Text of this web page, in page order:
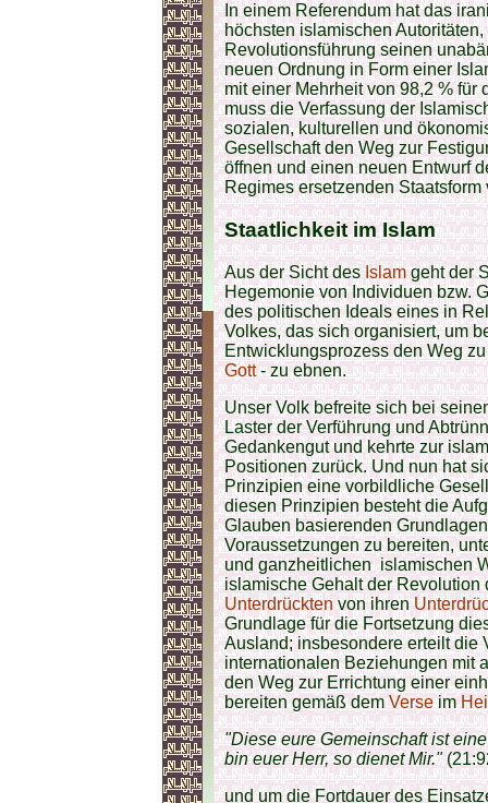
In einem Referendum hat das
höchsten islamischen
Revolutionsführung seinen
neuen Ordnung in Form einer
mit einer Mehrheit von 98,2 %
muss die Verfassung der
sozialen, kulturellen und
Gesellschaft den Weg zur
öffnen und einen neuen Entwurf
Regimes ersetzenden Staatsform
Staatlichkeitim Islam
Aus der Sicht desIslamgeht der
Hegemonie von Individuen bzw.
des politischen Ideals eines in
Volkes, das sich organisiert, um
Entwicklungsprozess den Weg
Gott- zu ebnen.
Unser Volk befreite sich bei
Laster der Verführung und
Gedankengut und kehrte zur
Positionen zurück. Und nun hat
Prinzipien eine vorbildliche
diesen Prinzipien besteht die
Glauben basierenden
Voraussetzungen zu bereiten,
und ganzheitlichen islamischen
islamische Gehalt der
Unterdrücktenvon ihren
Grundlage für die Fortsetzung
Ausland; insbesondere erteilt die
internationalen Beziehungen mit
den Weg zur Errichtung einer
bereiten gemäß demVerseim
"Diese eure Gemeinschaft ist
bin euer Herr, so dienet Mir."
und um die Fortdauer des